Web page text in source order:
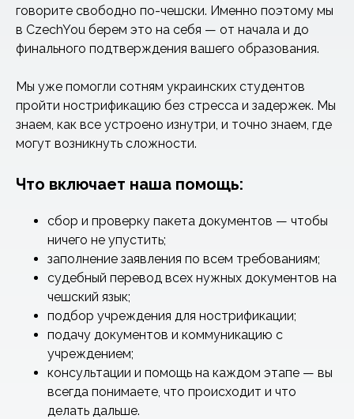
говорите свободно по-чешски. Именно поэтому мы
в CzechYou берем это на себя — от начала и до
финального подтверждения вашего образования.
Мы уже помогли сотням украинских студентов
пройти нострификацию без стресса и задержек. Мы
знаем, как все устроено изнутри, и точно знаем, где
могут возникнуть сложности.
Что включает наша помощь:
сбор и проверку пакета документов — чтобы
ничего не упустить;
заполнение заявления по всем требованиям;
судебный перевод всех нужных документов на
чешский язык;
подбор учреждения для нострификации;
подачу документов и коммуникацию с
учреждением;
консультации и помощь на каждом этапе — вы
всегда понимаете, что происходит и что
делать дальше.